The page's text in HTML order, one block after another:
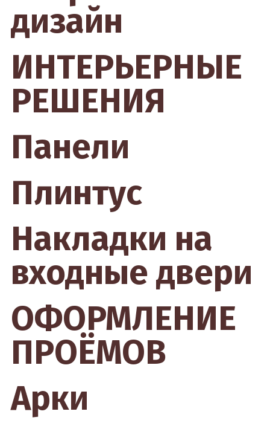
дизайн
ИНТЕРЬЕРНЫЕ
РЕШЕНИЯ
Панели
Плинтус
Накладки на
входные двери
ОФОРМЛЕНИЕ
ПРОЁМОВ
Арки